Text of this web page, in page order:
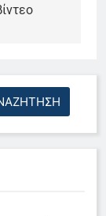
δελτίου